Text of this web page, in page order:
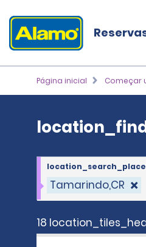
Página inicial Começar
Tamarindo,CR
18